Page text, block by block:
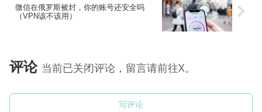
微信在俄罗斯被封，你的账号还安全吗
（VPN该不该用）
评论 当前已关闭评论，留言请前往X。
写评论